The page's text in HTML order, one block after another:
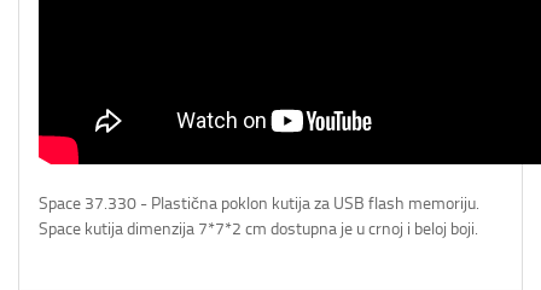
Space 37.330 - Plastična poklon kutija za USB flash memoriju.
Space kutija dimenzija 7*7*2 cm dostupna je u crnoj i beloj boji.